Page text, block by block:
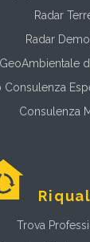
Radar
Radar
Consulenza
Consulenza
Trova